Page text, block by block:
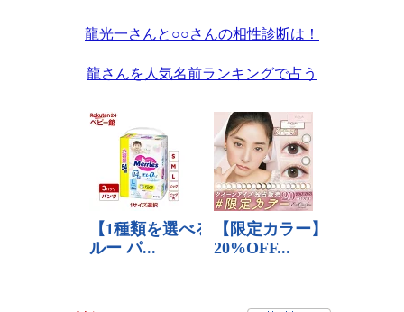
龍光一さんと○○さんの相性診断は！
龍さんを人気名前ランキングで占う